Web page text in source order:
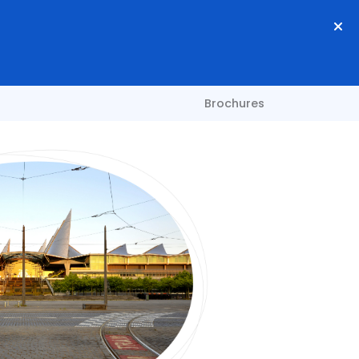
Brochures